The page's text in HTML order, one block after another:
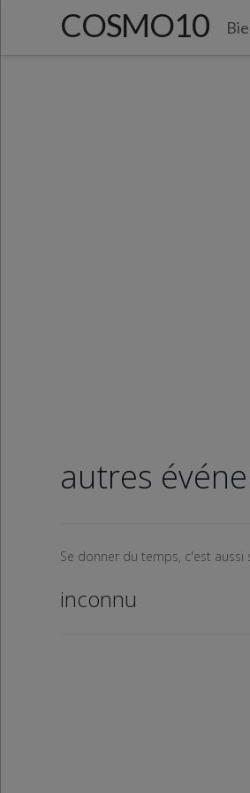
COSMO10
autres
Se donner du temps, c'est aussi
inconnu